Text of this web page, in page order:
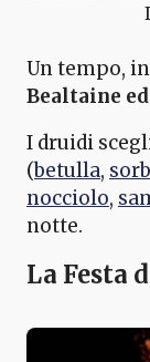
Un tempo,
Bealtaine
I druidi
(betulla,
nocciolo,
notte.
La Festa